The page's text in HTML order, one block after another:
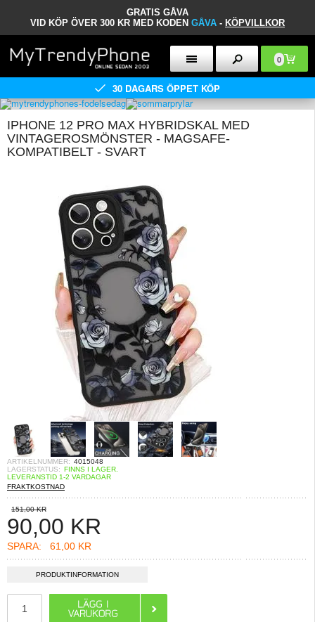
GRATIS GÅVA
VID KÖP ÖVER 300 KR MED KODEN GÅVA - KÖPVILLKOR
0
30 DAGARS ÖPPET KÖP
IPHONE 12 PRO MAX HYBRIDSKAL MED
VINTAGEROSMÖNSTER - MAGSAFE-
KOMPATIBELT - SVART
ARTIKELNUMMER: 4015048
LAGERSTATUS: FINNS I LAGER.
LEVERANSTID 1-2 VARDAGAR
FRAKTKOSTNAD
151,00 KR
90,00 KR
SPARA: 61,00 KR
PRODUKTINFORMATION